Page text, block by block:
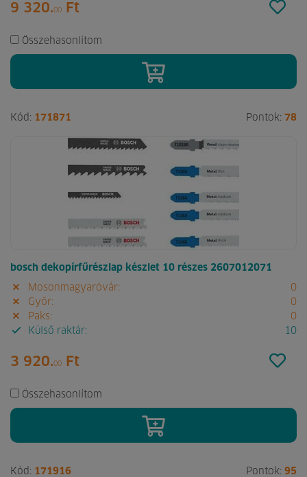
9 320.00 Ft
Összehasonlítom
Kód: 171871 Pontok: 78
bosch dekopírfűrészlap készlet 10 részes 2607012071
Mosonmagyaróvár:
0
Győr:
0
Paks:
0
Külső raktár:
10
3 920.00 Ft
Összehasonlítom
Kód: 171916 Pontok: 95